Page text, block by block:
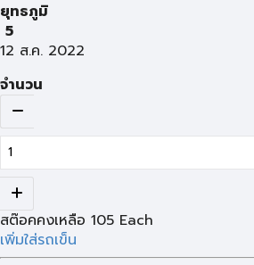
ยุทธภูมิ
5
12 ส.ค. 2022
จำนวน
สต๊อคคงเหลือ 105 Each
เพิ่มใส่รถเข็น